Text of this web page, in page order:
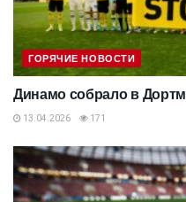
ГОРЯЧИЕ НОВОСТИ
Динамо собрало в
13.04.2026 171